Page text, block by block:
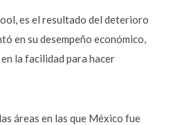
es el resultado del deterioro
en su desempeño económico,
la facilidad para hacer
áreas en las que México fue